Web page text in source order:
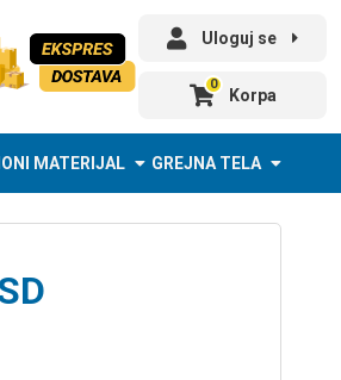
Uloguj se
0
Korpa
MATERIJAL GREJNA TELA